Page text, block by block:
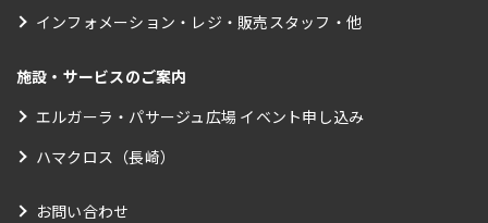
インフォメーション・レジ・販売スタッフ・他
施設・サービスのご案内
エルガーラ・パサージュ広場 イベント申し込み
ハマクロス（長崎）
お問い合わせ